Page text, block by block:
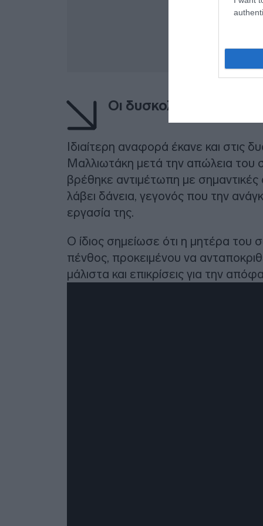
Οι δυσκολίες μετά τον
Ιδιαίτερη αναφορά έκανε και στις
Μαλλιωτάκη μετά την απώλεια του
βρέθηκε αντιμέτωπη με σημαντικές
λάβει δάνεια, γεγονός που την
εργασία της.
Ο ίδιος σημείωσε ότι η μητέρα του
πένθος, προκειμένου να
μάλιστα και επικρίσεις για την